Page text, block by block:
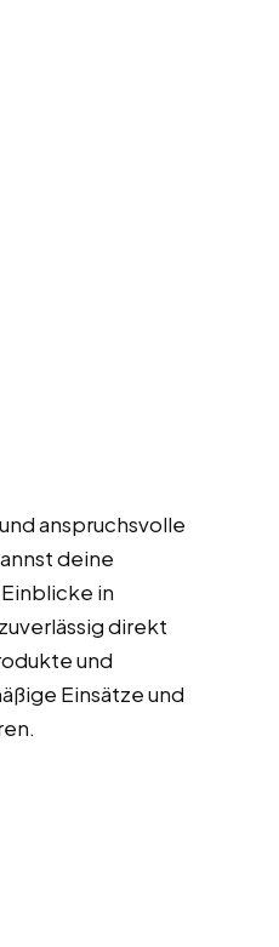
anspruchsvolle
deine
in
direkt
und
Einsätze und